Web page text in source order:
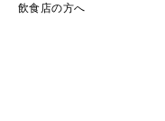
飲食店の方へ